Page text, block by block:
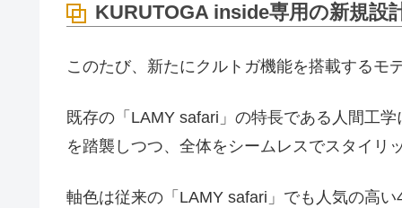
KURUTOGA inside専用の新規設
このたび、新たにクルトガ機能を搭載するモ
既存の「LAMY safari」の特長である人間工
を踏襲しつつ、全体をシームレスでスタイリ
軸色は従来の「LAMY safari」でも人気の高